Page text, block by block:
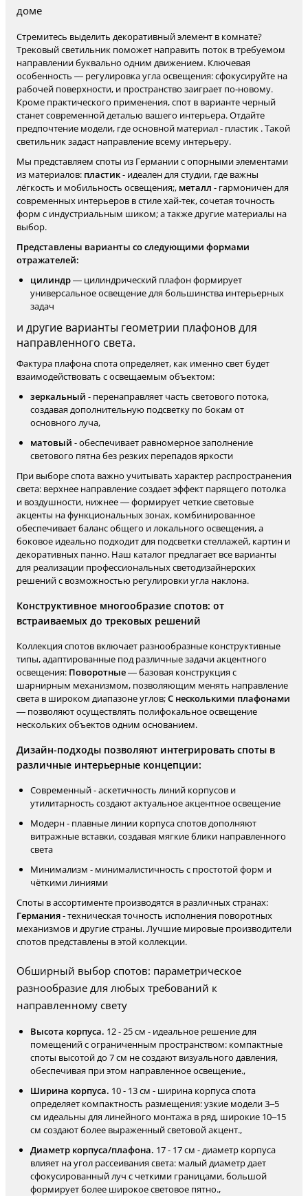
доме
Стремитесь выделить декоративный элемент в комнате?
Трековый светильник поможет направить поток в требуемом
направлении буквально одним движением. Ключевая
особенность — регулировка угла освещения: сфокусируйте на
рабочей поверхности, и пространство заиграет по-новому.
Кроме практического применения, спот в варианте черный
станет современной деталью вашего интерьера. Отдайте
предпочтение модели, где основной материал - пластик . Такой
светильник задаст направление всему интерьеру.
Мы представляем споты из Германии с опорными элементами
из материалов: пластик- идеален для студии, где важны
лёгкость и мобильность освещения;, металл - гармоничен для
современных интерьеров в стиле хай-тек, сочетая точность
форм с индустриальным шиком; а также другие материалы на
выбор.
Представлены варианты со следующими формами
отражателей:
цилиндр— цилиндрический плафон формирует
универсальное освещение для большинства интерьерных
задач
и другие варианты геометрии плафонов для
направленного света.
Фактура плафона спота определяет, как именно свет будет
взаимодействовать с освещаемым объектом:
зеркальный - перенаправляет часть светового потока,
создавая дополнительную подсветку по бокам от
основного луча,
матовый - обеспечивает равномерное заполнение
светового пятна без резких перепадов яркости
При выборе спота важно учитывать характер распространения
света: верхнее направление создает эффект парящего потолка
и воздушности, нижнее — формирует четкие световые
акценты на функциональных зонах, комбинированное
обеспечивает баланс общего и локального освещения, а
боковое идеально подходит для подсветки стеллажей, картин и
декоративных панно. Наш каталог предлагает все варианты
для реализации профессиональных светодизайнерских
решений с возможностью регулировки угла наклона.
Конструктивное многообразие спотов: от
встраиваемых до трековых решений
Коллекция спотов включает разнообразные конструктивные
типы, адаптированные под различные задачи акцентного
освещения: Поворотные— базовая конструкция с
шарнирным механизмом, позволяющим менять направление
света в широком диапазоне углов;С несколькими плафонами
— позволяют осуществлять полифокальное освещение
нескольких объектов одним основанием.
Дизайн-подходы позволяют интегрировать споты в
различные интерьерные концепции:
Современный - аскетичность линий корпусов и
утилитарность создают актуальное акцентное освещение
Модерн - плавные линии корпуса спотов дополняют
витражные вставки, создавая мягкие блики направленного
света
Минимализм - минималистичность с простотой форм и
чёткими линиями
Споты в ассортименте производятся в различных странах:
Германия- техническая точность исполнения поворотных
механизмов и другие страны. Лучшие мировые производители
спотов представлены в этой коллекции.
Обширный выбор спотов: параметрическое
разнообразие для любых требований к
направленному свету
Высота корпуса. 12 - 25 см - идеальное решение для
помещений с ограниченным пространством: компактные
споты высотой до 7 см не создают визуального давления,
обеспечивая при этом направленное освещение.,
Ширина корпуса. 10 - 13 см - ширина корпуса спота
определяет компактность размещения: узкие модели 3–5
см идеальны для линейного монтажа в ряд, широкие 10–15
см создают более выраженный световой акцент.,
Диаметр корпуса/плафона. 17 - 17 см - диаметр корпуса
влияет на угол рассеивания света: малый диаметр дает
сфокусированный луч с четкими границами, большой
формирует более широкое световое пятно.,